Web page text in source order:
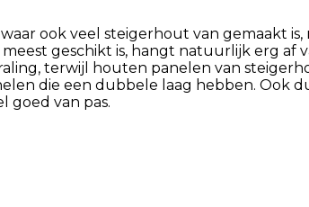
ook veel steigerhout van gemaakt is,
geschikt is, hangt natuurlijk erg af
terwijl houten panelen van
die een dubbele laag hebben. Ook
goed van pas.